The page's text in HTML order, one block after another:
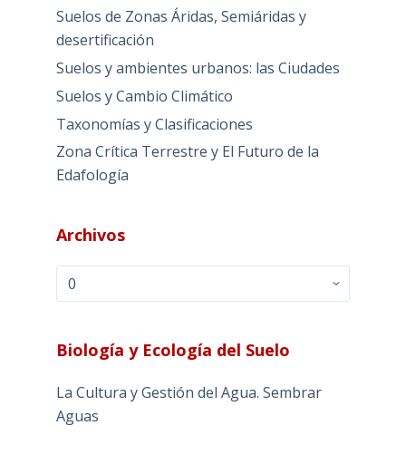
Suelos de Zonas Áridas, Semiáridas y
desertificación
Suelos y ambientes urbanos: las Ciudades
Suelos y Cambio Climático
Taxonomías y Clasificaciones
Zona Crítica Terrestre y El Futuro de la
Edafología
Archivos
Archivos
Biología y Ecología del Suelo
La Cultura y Gestión del Agua. Sembrar
Aguas